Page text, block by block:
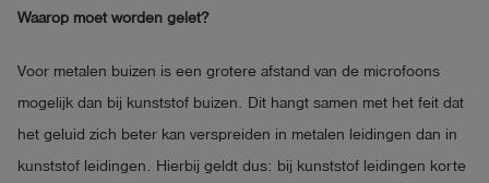
Waarop moet worden gelet?
Voor metalen buizen is een grotere afstand van de microfoons
mogelijk dan bij kunststof buizen. Dit hangt samen met het feit dat
het geluid zich beter kan verspreiden in metalen leidingen dan in
kunststof leidingen. Hierbij geldt dus: bij kunststof leidingen korte